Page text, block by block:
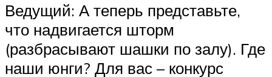
Ведущий: А теперь представьте,
что надвигается шторм
(разбрасывают шашки по залу). Где
наши юнги? Для вас – конкурс